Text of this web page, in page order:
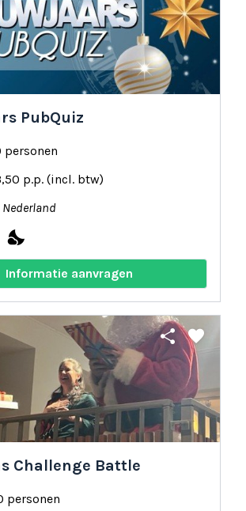
PubQuiz
personen
p.p. (incl. btw)
Nederland
nights_stay
Informatie aanvragen
share favorite
Challenge Battle
personen